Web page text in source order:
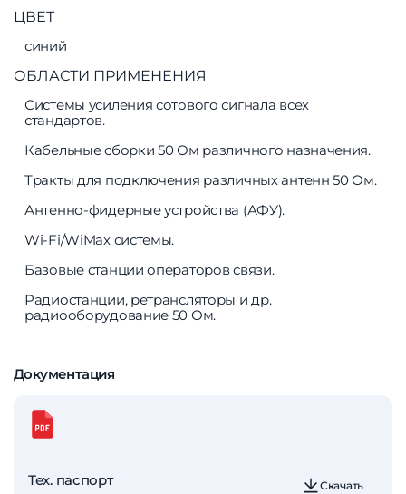
ЦВЕТ
синий
ОБЛАСТИ ПРИМЕНЕНИЯ
Системы усиления сотового сигнала всех
стандартов.
Кабельные сборки 50 Ом различного назначения.
Тракты для подключения различных антенн 50 Ом.
Антенно-фидерные устройства (АФУ).
Wi-Fi/WiMax системы.
Базовые станции операторов связи.
Радиостанции, ретрансляторы и др.
радиооборудование 50 Ом.
Документация
Тех. паспорт Скачать